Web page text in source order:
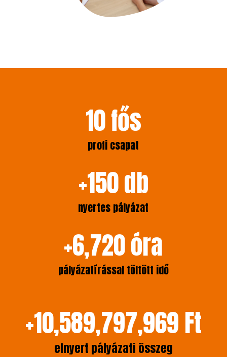
10fős
profi csapat
+150db
nyertes pályázat
+6,720óra
pályázatírással töltött idő
+10,589,797,969Ft
elnyert pályázati összeg